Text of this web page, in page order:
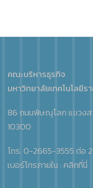
คณะบริหารธุรกิจ
มหาวิทยาลัยเทคโนโลยี
86 ถนนพิษณุโลก แขวงส
10300
โทร. 0-2665-3555 ต่อ
เบอร์โทรภายใน :คลิกที่นี่